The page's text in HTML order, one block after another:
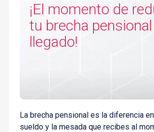
¡El momento de reducir
tu brecha
llegado!
La brecha pensional es la diferencia
sueldo y la mesada que recibes al